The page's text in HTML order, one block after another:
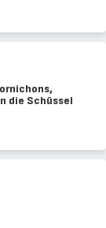
die Schüssel